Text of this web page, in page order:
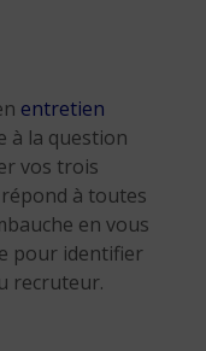
entretien
à la question
vos trois
à toutes
en vous
pour identifier
recruteur.